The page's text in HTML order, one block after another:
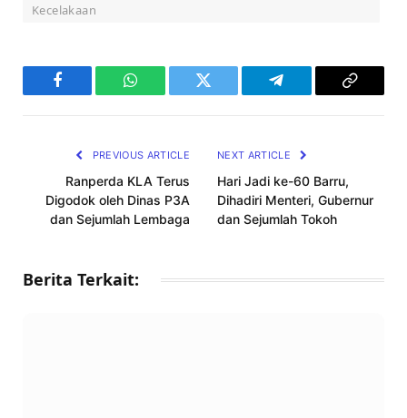
Kecelakaan
Facebook WhatsAppTwitter Telegram
Copy
PREVIOUS ARTICLE
Ranperda KLA Terus
Digodok oleh Dinas P3A
dan Sejumlah Lembaga
NEXT ARTICLE
Hari Jadi ke-60 Barru,
Dihadiri Menteri, Gubernur
dan Sejumlah Tokoh
Berita Terkait: